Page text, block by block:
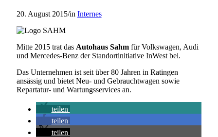
20. August 2015/in Internes
Mitte 2015 trat das Autohaus Sahmfür Volkswagen, Audi
und Mercedes-Benz der Standortinitiative InWest bei.
Das Unternehmen ist seit über 80 Jahren in Ratingen
ansässig und bietet Neu- und Gebrauchtwagen sowie
Repartatur- und Wartungsservices an.
teilen
teilen
teilen